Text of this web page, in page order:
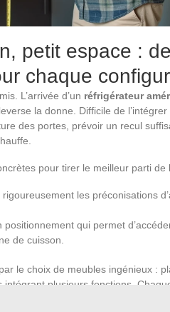
petit espace :
chaque
L’arrivée d’un réfrigérateur
la donne. Difficile de
des portes, prévoir un recul
pour tirer le meilleur parti de
rigoureusement les préconisations
qui permet
de cuisson.
le choix de meubles ingénieux :
plusieurs fonctions.